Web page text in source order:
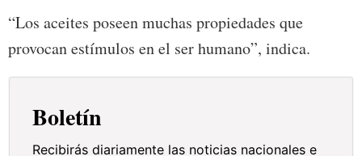
“Los aceites poseen muchas propiedades que
provocan estímulos en el ser humano”, indica.
Boletín
Recibirás diariamente las noticias nacionales e